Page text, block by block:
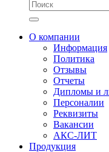
О компании
Информация
Политика
Отзывы
Отчеты
Дипломы и
Персоналии
Реквизиты
Вакансии
АКС-ЛИТ
Продукция